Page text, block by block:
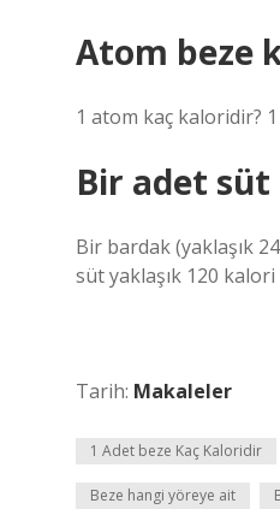
Atom beze
1 atom kaç kaloridir?
Bir adet
Bir bardak (yaklaşık
süt yaklaşık 120
Tarih: Makaleler
1 Adet beze Kaç Kaloridir
Beze hangi yöreye ait